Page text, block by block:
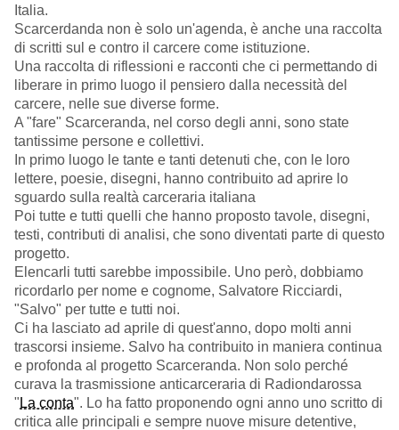
Italia.
Scarcerdanda non è solo un'agenda, è anche una raccolta
di scritti sul e contro il carcere come istituzione.
Una raccolta di riflessioni e racconti che ci permettando di
liberare in primo luogo il pensiero dalla necessità del
carcere, nelle sue diverse forme.
A "fare" Scarceranda, nel corso degli anni, sono state
tantissime persone e collettivi.
In primo luogo le tante e tanti detenuti che, con le loro
lettere, poesie, disegni, hanno contribuito ad aprire lo
sguardo sulla realtà carceraria italiana
Poi tutte e tutti quelli che hanno proposto tavole, disegni,
testi, contributi di analisi, che sono diventati parte di questo
progetto.
Elencarli tutti sarebbe impossibile. Uno però, dobbiamo
ricordarlo per nome e cognome, Salvatore Ricciardi,
"Salvo" per tutte e tutti noi.
Ci ha lasciato ad aprile di quest'anno, dopo molti anni
trascorsi insieme. Salvo ha contribuito in maniera continua
e profonda al progetto Scarceranda. Non solo perché
curava la trasmissione anticarceraria di Radiondarossa
" La conta". Lo ha fatto proponendo ogni anno uno scritto di
critica alle principali e sempre nuove misure detentive,